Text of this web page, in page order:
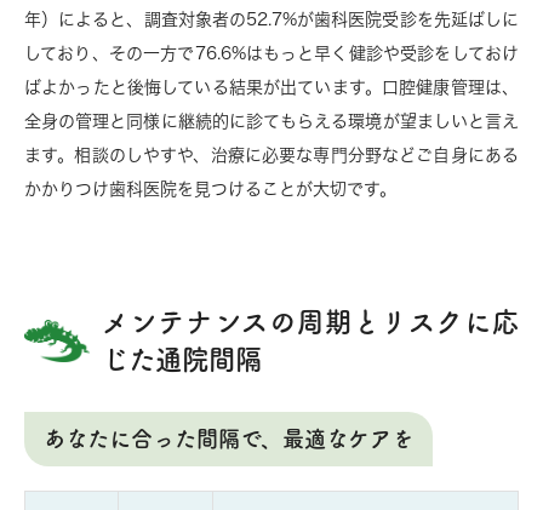
年）によると、調査対象者の52.7%が歯科医院受診を先延ばしに
しており、その一方で76.6%はもっと早く健診や受診をしておけ
ばよかったと後悔している結果が出ています。口腔健康管理は、
全身の管理と同様に継続的に診てもらえる環境が望ましいと言え
ます。相談のしやすや、治療に必要な専門分野などご自身にある
かかりつけ歯科医院を見つけることが大切です。
メンテナンスの周期とリスクに応
じた通院間隔
あなたに合った間隔で、最適なケアを